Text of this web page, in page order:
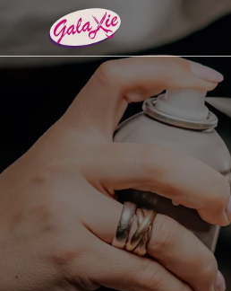
Panneau de gestion des cookies